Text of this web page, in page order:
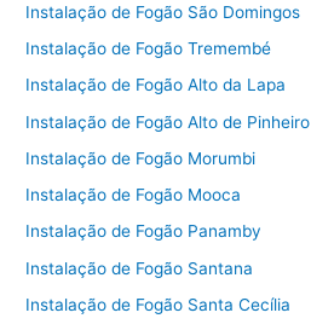
Instalação de Fogão São Domingos
Instalação de Fogão Tremembé
Instalação de Fogão Alto da Lapa
Instalação de Fogão Alto de Pinheiro
Instalação de Fogão Morumbi
Instalação de Fogão Mooca
Instalação de Fogão Panamby
Instalação de Fogão Santana
Instalação de Fogão Santa Cecília